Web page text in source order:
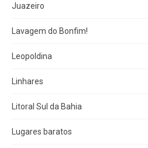
Juazeiro
Lavagem do Bonfim!
Leopoldina
Linhares
Litoral Sul da Bahia
Lugares baratos